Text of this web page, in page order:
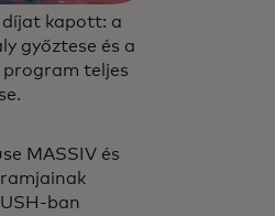
kapott: a
győztese és a
program teljes
MASSIV és
ban